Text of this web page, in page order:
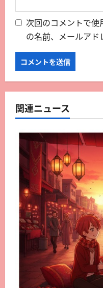
次回のコメントで使
の名前、メールアド
関連ニュース